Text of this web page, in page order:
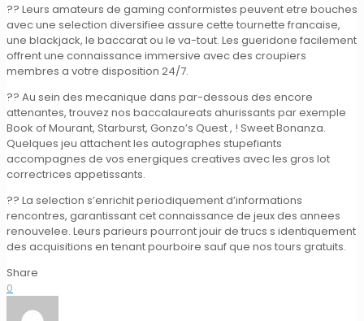
?? Leurs amateurs de gaming conformistes peuvent etre bouches
avec une selection diversifiee assure cette tournette francaise,
une blackjack, le baccarat ou le va-tout. Les gueridone facilement
offrent une connaissance immersive avec des croupiers
membres a votre disposition 24/7.
?? Au sein des mecanique dans par-dessous des encore
attenantes, trouvez nos baccalaureats ahurissants par exemple
Book of Mourant, Starburst, Gonzo’s Quest , ! Sweet Bonanza.
Quelques jeu attachent les autographes stupefiants
accompagnes de vos energiques creatives avec les gros lot
correctrices appetissants.
?? La selection s’enrichit periodiquement d’informations
rencontres, garantissant cet connaissance de jeux des annees
renouvelee. Leurs parieurs pourront jouir de trucs s identiquement
des acquisitions en tenant pourboire sauf que nos tours gratuits.
Share
0